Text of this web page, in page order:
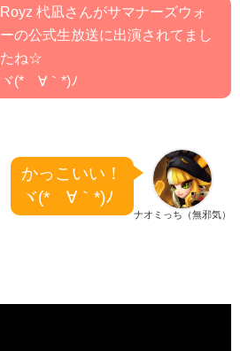
Royz 杙凪さんがサマナーズウォ
ーの公式生放送に出演されてまし
たね☆
ヾ(*´∀｀*)ﾉ
ナオミっち（無邪気）
かっこいい！
ヾ(*´∀｀*)ﾉ